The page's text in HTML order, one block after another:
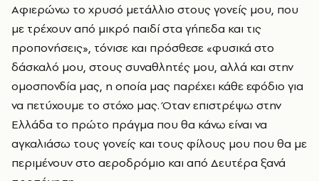
Αφιερώνω το χρυσό μετάλλιο στους γονείς μου, που
με τρέχουν από μικρό παιδί στα γήπεδα και τις
προπονήσεις», τόνισε και πρόσθεσε «φυσικά στο
δάσκαλό μου, στους συναθλητές μου, αλλά και στην
ομοσπονδία μας, η οποία μας παρέχει κάθε εφόδιο για
να πετύχουμε το στόχο μας. Όταν επιστρέψω στην
Ελλάδα το πρώτο πράγμα που θα κάνω είναι να
αγκαλιάσω τους γονείς και τους φίλους μου που θα με
περιμένουν στο αεροδρόμιο και από Δευτέρα ξανά